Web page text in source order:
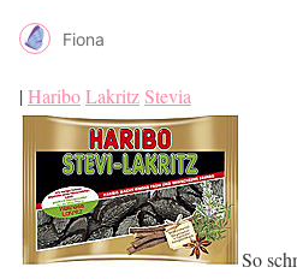
Fiona
|HariboLakritzStevia
So